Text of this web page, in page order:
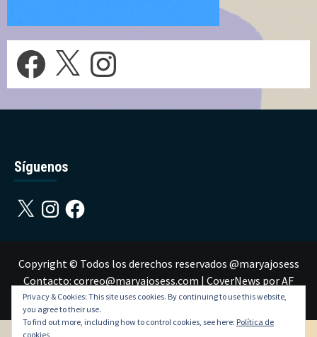
Facebook Instagram
Síguenos
X InstagramFacebook
Copyright © Todos los derechos reservados @maryajosess
Contacto: correo@maryajosess.com | CoverNews por AF
themes.
Privacy & Cookies: This site uses cookies. By continuing to use this website,
you agree to their use.
To find out more, including how to control cookies, see here: Política de
cookies